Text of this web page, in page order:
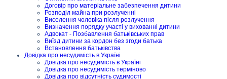
Договір про матеріальне забезпечення дитини
Розподіл майна при розлученні
Виселення чоловіка після розлучення
Визначення порядку участі у вихованні дитини
Адвокат - Позбавлення батьківських прав
Виїзд дитини за кордон без згоди батька
Встановлення батьківства
Довідка про несудимість в Україні
Довідка про несудимість в Україні
Довідка про несудимість терміново
Довідка про відсутність судимості